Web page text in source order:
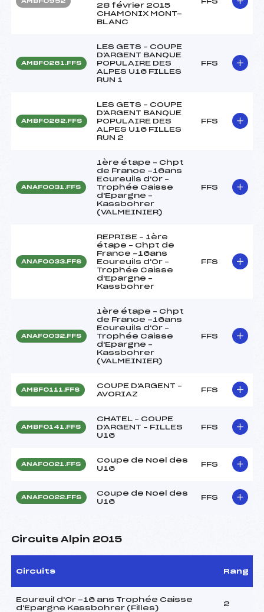
28 février 2015
CHAMONIX MONT-
BLANC
AMBF0261.FFS
LES GETS – COUPE
D'ARGENT BANQUE
POPULAIRE DES
ALPES U16 FILLES
RUN 1
FFS
AMBF0262.FFS
LES GETS – COUPE
D'ARGENT BANQUE
POPULAIRE DES
ALPES U16 FILLES
RUN 2
FFS
ANAF0031.FFS
1ère étape – Chpt
de France -16ans
Ecureuils d'Or –
Trophée Caisse
d'Epargne –
Kassbohrer
(VALMEINIER)
FFS
ANAF0033.FFS
REPRISE – 1ère
étape – Chpt de
France -16ans
Ecureuils d'Or –
Trophée Caisse
d'Epargne –
Kassbohrer
FFS
ANAF0032.FFS
1ère étape – Chpt
de France -16ans
Ecureuils d'Or –
Trophée Caisse
d'Epargne –
Kassbohrer
(VALMEINIER)
FFS
AMBF0111.FFS
COUPE D'ARGENT –
AVORIAZ
FFS
AMBF0141.FFS
CHATEL – COUPE
D'ARGENT – FILLES
U16
FFS
ANAF0021.FFS
Coupe de Noel des
U16
FFS
ANAF0022.FFS
Coupe de Noel des
U16
FFS
Circuits Alpin 2015
Circuits Rang
Ecureuil d'Or -16 ans Trophée Caisse
d'Epargne Kassbohrer (Filles)
2